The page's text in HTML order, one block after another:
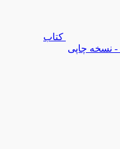
کتاب